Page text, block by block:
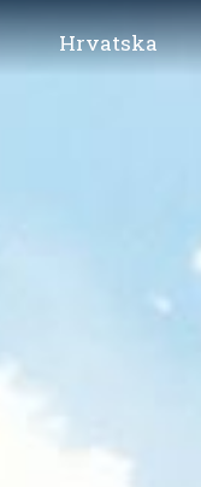
Hrvatska